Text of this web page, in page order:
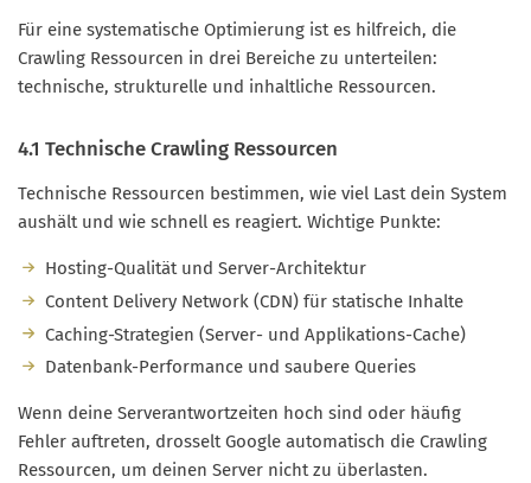
Für eine systematische Optimierung ist es hilfreich, die
Crawling Ressourcen in drei Bereiche zu unterteilen:
technische, strukturelle und inhaltliche Ressourcen.
4.1 Technische Crawling Ressourcen
Technische Ressourcen bestimmen, wie viel Last dein System
aushält und wie schnell es reagiert. Wichtige Punkte:
Hosting-Qualität und Server-Architektur
Content Delivery Network (CDN) für statische Inhalte
Caching-Strategien (Server- und Applikations-Cache)
Datenbank-Performance und saubere Queries
Wenn deine Serverantwortzeiten hoch sind oder häufig
Fehler auftreten, drosselt Google automatisch die Crawling
Ressourcen, um deinen Server nicht zu überlasten.